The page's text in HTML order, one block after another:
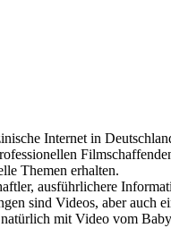
Internet in
Themen erhalten.
ausführlichere
sind Videos, aber auch
mit Video vom